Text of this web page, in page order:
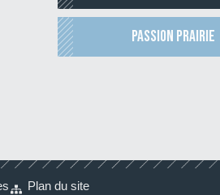
PASSION PRAIRIE
Plan du site